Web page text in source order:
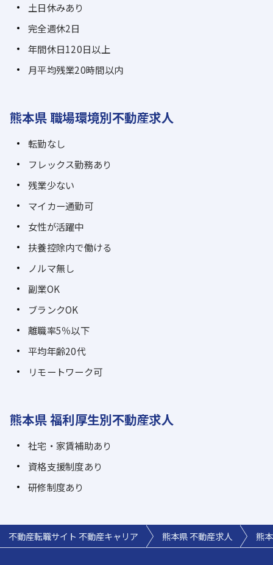
土日休みあり
完全週休2日
年間休日120日以上
月平均残業20時間以内
熊本県 職場環境別不動産求人
転勤なし
フレックス勤務あり
残業少ない
マイカー通勤可
女性が活躍中
扶養控除内で働ける
ノルマ無し
副業OK
ブランクOK
離職率5％以下
平均年齢20代
リモートワーク可
熊本県 福利厚生別不動産求人
社宅・家賃補助あり
資格支援制度あり
研修制度あり
不動産転職サイト 不動産キャリア 熊本県 不動産求人 熊